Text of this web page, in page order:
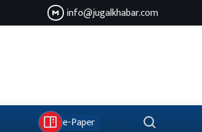
info@jugalkhabar.com
e-Paper